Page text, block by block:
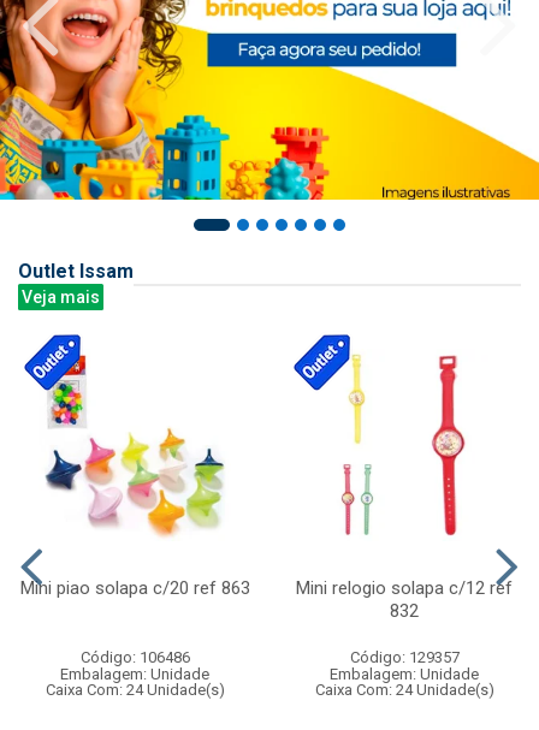
Outlet Issam
Veja mais
Mini piao solapa c/20 ref 863
Código: 106486
Embalagem: Unidade
Caixa Com: 24 Unidade(s)
Mini relogio solapa c/12 ref
832
Código: 129357
Embalagem: Unidade
Caixa Com: 24 Unidade(s)